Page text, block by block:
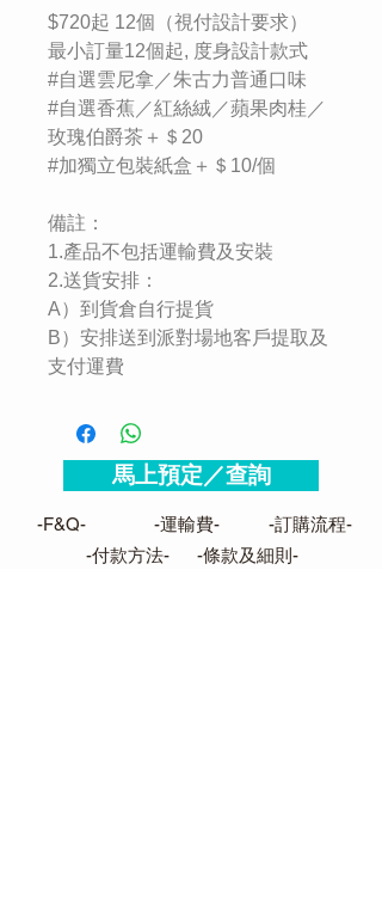
$720起 12個（視付設計要求）
最小訂量12個起, 度身設計款式
#自選雲尼拿／朱古力普通口味
#自選香蕉／紅絲絨／蘋果肉桂／
玫瑰伯爵茶＋＄20
#加獨立包裝紙盒＋＄10/個
備註：
1.產品不包括運輸費及安裝
2.送貨安排：
A）到貨倉自行提貨
B）安排送到派對場地客戶提取及
支付運費
馬上預定／查詢
-運輸費-
-F&Q-
-付款方法-
-訂購流程-
-條款及細則-